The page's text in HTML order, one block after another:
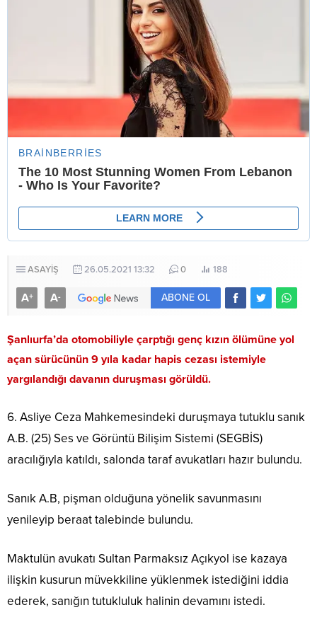
ASAYİŞ 26.05.2021 13:32 0 188
A+ A- ABONE OL
Şanlıurfa’da otomobiliyle çarptığı genç kızın ölümüne yol
açan sürücünün 9 yıla kadar hapis cezası istemiyle
yargılandığı davanın duruşması görüldü.
6. Asliye Ceza Mahkemesindeki duruşmaya tutuklu sanık
A.B. (25) Ses ve Görüntü Bilişim Sistemi (SEGBİS)
aracılığıyla katıldı, salonda taraf avukatları hazır bulundu.
Sanık A.B, pişman olduğuna yönelik savunmasını
yenileyip beraat talebinde bulundu.
Maktulün avukatı Sultan Parmaksız Açıkyol ise kazaya
ilişkin kusurun müvekkiline yüklenmek istediğini iddia
ederek, sanığın tutukluluk halinin devamını istedi.